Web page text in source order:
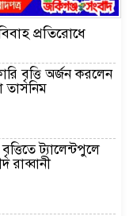
প্রতিরোধে
বৃত্তি অর্জন করলেন
তাসনিম
ট্যালেন্টপুলে
রাব্বানী